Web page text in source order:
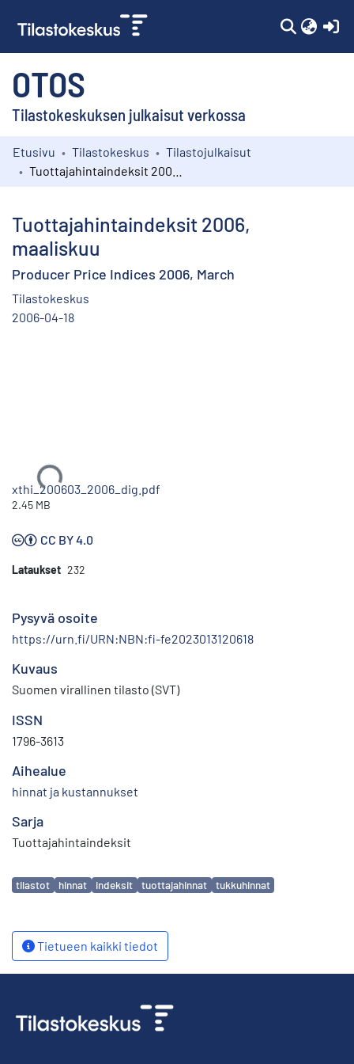
OTOS
Tilastokeskuksen julkaisut verkossa
Kokoelmat
Etusivu Tilastokeskus
Tilastojulkaisut
Tuottajahintaindeksit 2006,
maaliskuu
Producer Price Indices 2006, March
Tilastokeskus
2006-04-18
Ladataan...
xthi_200603_2006_dig.pdf
2.45 MB
CC BY 4.0
Lataukset 232
Pysyvä osoite
https://urn.fi/URN:NBN:fi-fe2023013120618
Kuvaus
Suomen virallinen tilasto (SVT)
ISSN
1796-3613
Aihealue
hinnat ja kustannukset
Sarja
Tuottajahintaindeksit
Avainsanat
tilastot hinnat indeksit tuottajahinnat tukkuhinnat
Tietueen kaikki tiedot